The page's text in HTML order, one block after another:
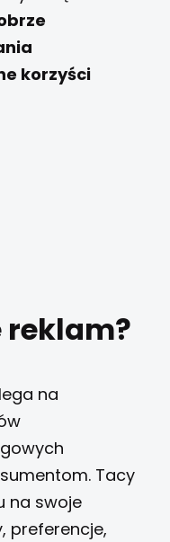
korzyści
na
Tacy
na swoje
preferencje,